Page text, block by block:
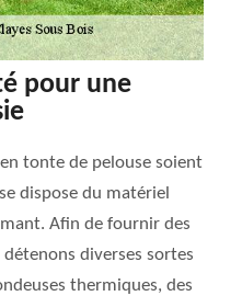
pour une
tonte de pelouse soient
dispose du matériel
Afin de fournir des
diverses sortes
thermiques, des